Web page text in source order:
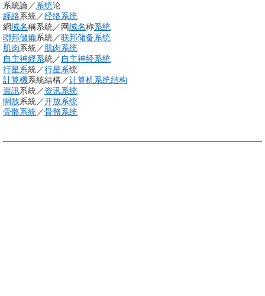
系統論／系统论
經絡系統／经络系统
網域名稱系統／网域名称系统
聯邦儲備系統／联邦储备系统
肌肉系統／肌肉系统
自主神經系統／ 自主神经系统
行星系統／行星系统
計算機系統結構／计算机系统结构
資訊系統／资讯系统
開放系統／开放系统
骨骼系統／骨骼系统